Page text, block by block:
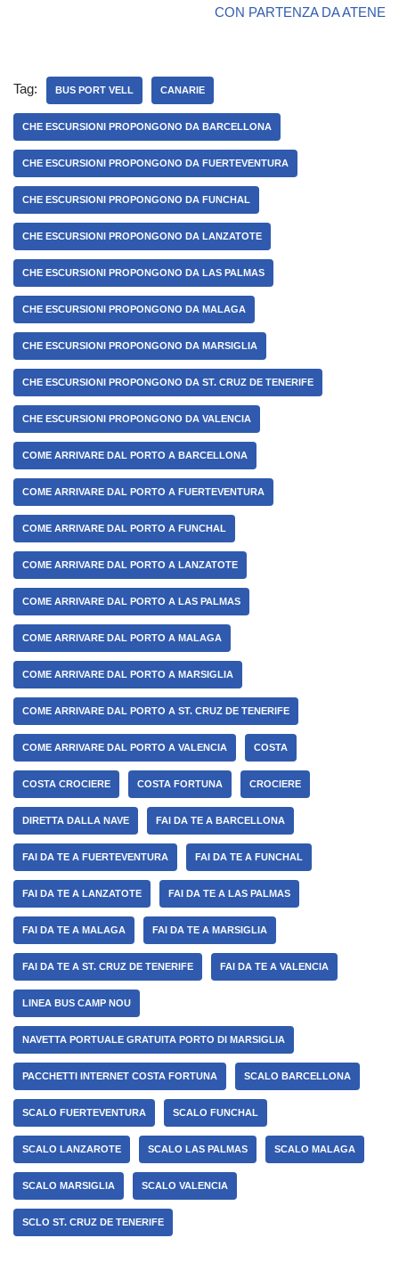
CON PARTENZA DA ATENE
Tag: BUS PORT VELL CANARIE
CHE ESCURSIONI PROPONGONO DA BARCELLONA
CHE ESCURSIONI PROPONGONO DA FUERTEVENTURA
CHE ESCURSIONI PROPONGONO DA FUNCHAL
CHE ESCURSIONI PROPONGONO DA LANZATOTE
CHE ESCURSIONI PROPONGONO DA LAS PALMAS
CHE ESCURSIONI PROPONGONO DA MALAGA
CHE ESCURSIONI PROPONGONO DA MARSIGLIA
CHE ESCURSIONI PROPONGONO DA ST. CRUZ DE TENERIFE
CHE ESCURSIONI PROPONGONO DA VALENCIA
COME ARRIVARE DAL PORTO A BARCELLONA
COME ARRIVARE DAL PORTO A FUERTEVENTURA
COME ARRIVARE DAL PORTO A FUNCHAL
COME ARRIVARE DAL PORTO A LANZATOTE
COME ARRIVARE DAL PORTO A LAS PALMAS
COME ARRIVARE DAL PORTO A MALAGA
COME ARRIVARE DAL PORTO A MARSIGLIA
COME ARRIVARE DAL PORTO A ST. CRUZ DE TENERIFE
COME ARRIVARE DAL PORTO A VALENCIA COSTA
COSTA CROCIERE COSTA FORTUNA CROCIERE
DIRETTA DALLA NAVE FAI DA TE A BARCELLONA
FAI DA TE A FUERTEVENTURA FAI DA TE A FUNCHAL
FAI DA TE A LANZATOTE FAI DA TE A LAS PALMAS
FAI DA TE A MALAGA FAI DA TE A MARSIGLIA
FAI DA TE A ST. CRUZ DE TENERIFE FAI DA TE A VALENCIA
LINEA BUS CAMP NOU
NAVETTA PORTUALE GRATUITA PORTO DI MARSIGLIA
PACCHETTI INTERNET COSTA FORTUNA SCALO BARCELLONA
SCALO FUERTEVENTURA SCALO FUNCHAL
SCALO LANZAROTE SCALO LAS PALMAS SCALO MALAGA
SCALO MARSIGLIA SCALO VALENCIA
SCLO ST. CRUZ DE TENERIFE